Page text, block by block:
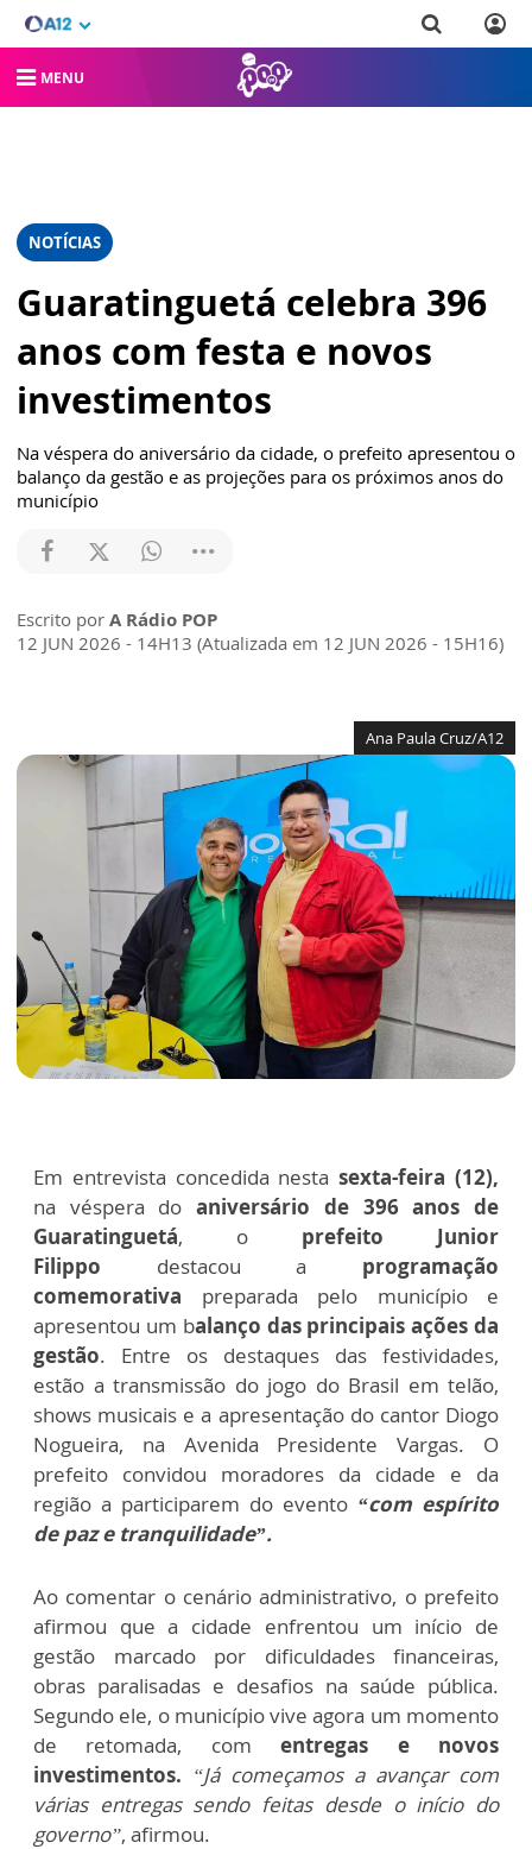
MENU
NOTÍCIAS
Guaratinguetá celebra 396
anos com festa e novos
investimentos
Na véspera do aniversário da cidade, o prefeito apresentou o
balanço da gestão e as projeções para os próximos anos do
município
Escrito por A Rádio POP
12 JUN 2026 - 14H13 (Atualizada em 12 JUN 2026 - 15H16)
Ana Paula Cruz/A12
Em entrevista concedida nestasexta-feira (12),
na véspera doaniversário de 396 anos de
Guaratinguetá, o prefeito Junior
Filippo destacou a programação
comemorativa preparada pelo município e
apresentou um balanço das principais ações da
gestão. Entre os destaques das festividades,
estão a transmissão do jogo do Brasil em telão,
shows musicais e a apresentação do cantor Diogo
Nogueira, na Avenida Presidente Vargas. O
prefeito convidou moradores da cidade e da
região a participarem do evento “com espírito
de paz e tranquilidade”.
Ao comentar o cenário administrativo, o prefeito
afirmou que a cidade enfrentou um início de
gestão marcado por dificuldades financeiras,
obras paralisadas e desafios na saúde pública.
Segundo ele, o município vive agora um momento
de retomada, comentregas e novos
investimentos. “Já começamos a avançar com
várias entregas sendo feitas desde o início do
governo”, afirmou.